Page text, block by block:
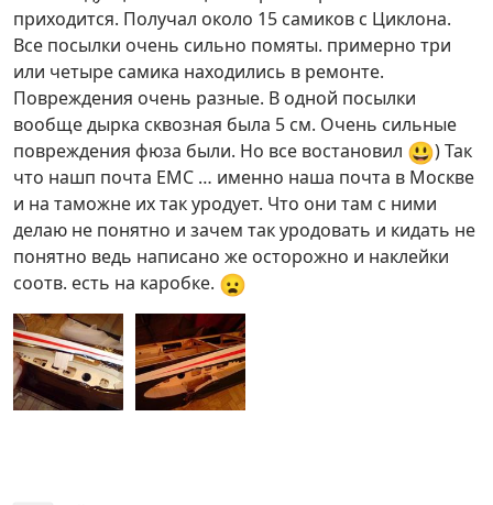
приходится. Получал около 15 самиков с Циклона.
Все посылки очень сильно помяты. примерно три
или четыре самика находились в ремонте.
Повреждения очень разные. В одной посылки
вообще дырка сквозная была 5 см. Очень сильные
повреждения фюза были. Но все востановил 😃) Так
что нашп почта ЕМС … именно наша почта в Москве
и на таможне их так уродует. Что они там с ними
делаю не понятно и зачем так уродовать и кидать не
понятно ведь написано же осторожно и наклейки
соотв. есть на каробке. 😦